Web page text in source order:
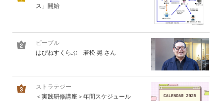
ス」開始
ピープル
はぴねすくらぶ 若松 晃 さん
ストラテジー
＜実践研修講座＞年間スケジュール